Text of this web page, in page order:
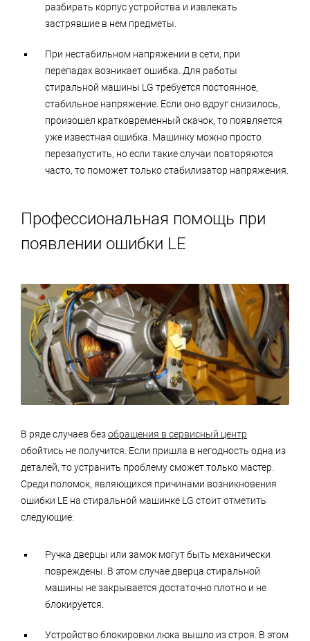
разбирать корпус устройства и извлекать
застрявшие в нем предметы.
При нестабильном напряжении в сети, при
перепадах возникает ошибка. Для работы
стиральной машины LG требуется постоянное,
стабильное напряжение. Если оно вдруг снизилось,
произошел кратковременный скачок, то появляется
уже известная ошибка. Машинку можно просто
перезапустить, но если такие случаи повторяются
часто, то поможет только стабилизатор напряжения.
Профессиональная помощь при
появлении ошибки LE
В ряде случаев безобращения в сервисный центр
обойтись не получится. Если пришла в негодность одна из
деталей, то устранить проблему сможет только мастер.
Среди поломок, являющихся причинами возникновения
ошибки LE на стиральной машинке LG стоит отметить
следующие:
Ручка дверцы или замок могут быть механически
повреждены. В этом случае дверца стиральной
машины не закрывается достаточно плотно и не
блокируется.
Устройство блокировки люка вышло из строя. В этом